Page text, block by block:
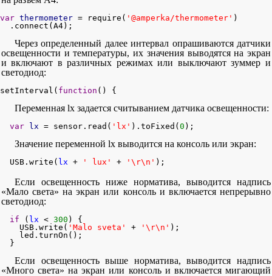
var thermometer = require( '@amperka/thermometer' )
  .connect(A4);
Через определенный далее интервал опрашиваются датчики
освещенности и температуры, их значения выводятся на экран
и включают в различных режимах или выключают зуммер и
светодиод:
setInterval( function () {
Переменная lx задается считыванием датчика освещенности:
var lx = sensor.read( 'lx' ).toFixed( 0 );
Значение переменной lx выводится на консоль или экран:
  USB.write(
lx + ' lux' + '\r\n' );
Если освещенность ниже норматива, выводится надпись
«Мало света» на экран или консоль и включается непрерывно
светодиод:
if ( lx < 300 ) {
    USB.write(
'Malo sveta' + '\r\n' );
    led.turnOn();
  }
Если освещенность выше норматива, выводится надпись
«Много света» на экран или консоль и включается мигающий